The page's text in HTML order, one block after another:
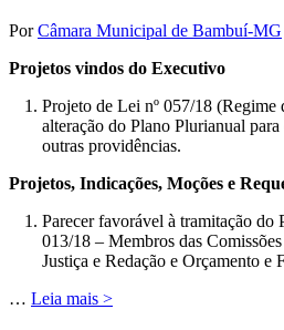
PorCâmara Municipal de Bambuí-MG
Projetos vindos do Executivo
Projeto de Lei nº 057/18
alteração do Plano Plurianual
outras providências.
Projetos, Indicações, Moções e
Parecer favorável à tramitação do
013/18 – Membros das
Justiça e Redação e Orçamento e
… Leia mais >